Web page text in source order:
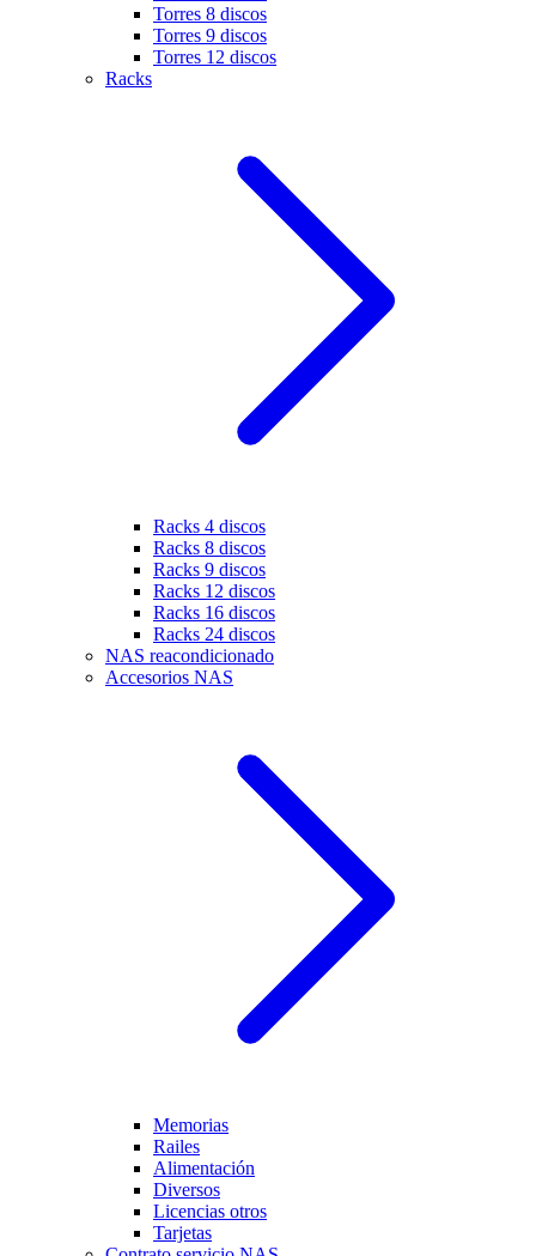
Torres 8 discos
Torres 9 discos
Torres 12 discos
Racks
Racks 4 discos
Racks 8 discos
Racks 9 discos
Racks 12 discos
Racks 16 discos
Racks 24 discos
NAS reacondicionado
Accesorios NAS
Memorias
Railes
Alimentación
Diversos
Licencias otros
Tarjetas